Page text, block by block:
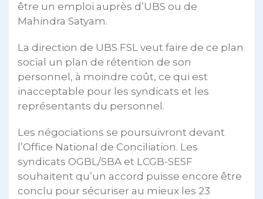
être un emploi auprès d’UBS ou de
Mahindra Satyam.
La direction de UBS FSL veut faire de ce plan
social un plan de rétention de son
personnel, à moindre coût, ce qui est
inacceptable pour les syndicats et les
représentants du personnel.
Les négociations se poursuivront devant
l’Office National de Conciliation. Les
syndicats OGBL/SBA et LCGB-SESF
souhaitent qu’un accord puisse encore être
conclu pour sécuriser au mieux les 23